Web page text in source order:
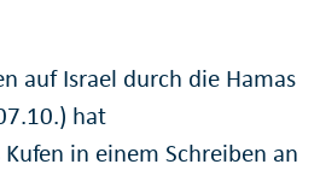
auf Israel durch die Hamas
hat
in einem Schreiben an